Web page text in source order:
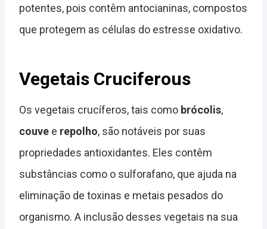
potentes, pois contêm antocianinas, compostos
que protegem as células do estresse oxidativo.
Vegetais Cruciferous
Os vegetais crucíferos, tais como brócolis,
couve e repolho, são notáveis por suas
propriedades antioxidantes. Eles contêm
substâncias como o sulforafano, que ajuda na
eliminação de toxinas e metais pesados do
organismo. A inclusão desses vegetais na sua